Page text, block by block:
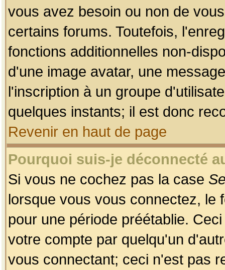
vous avez besoin ou non de
certains forums. Toutefois,
fonctions additionnelles non-
d'une image avatar, une
l'inscription à un groupe
quelques instants; il est donc
Revenir en haut de page
Pourquoi suis-je déconnecté
Si vous ne cochez pas la case
lorsque vous vous connectez, le
pour une période préétablie.
votre compte par quelqu'un
vous connectant; ceci n'est pas